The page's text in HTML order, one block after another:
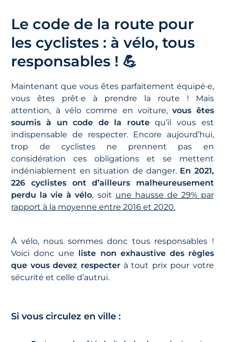
Le code de la route pour
les cyclistes : à vélo, tous
responsables ! 💪
Maintenant que vous êtes parfaitement équipé·e,
vous êtes prêt·e à prendre la route ! Mais
attention, à vélo comme en voiture,vous êtes
soumis à un code de la routequ’il vous est
indispensable de respecter. Encore aujourd’hui,
trop de cyclistes ne prennent pas en
considération ces obligations et se mettent
indéniablement en situation de danger. En 2021,
226 cyclistes ont d’ailleurs malheureusement
perdu la vie à vélo, soit une hausse de 29% par
rapport à la moyenne entre 2016 et 2020.
À vélo, nous sommes donc tous responsables !
Voici donc une liste non exhaustive des règles
que vous devez respecter à tout prix pour votre
sécurité et celle d’autrui.
Si vous circulez en ville :